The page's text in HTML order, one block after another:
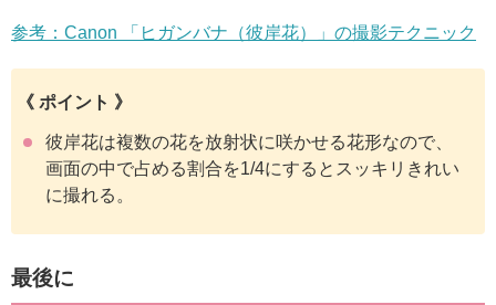
参考：Canon 「ヒガンバナ（彼岸花）」の撮影テクニック
《 ポイント 》
彼岸花は複数の花を放射状に咲かせる花形なので、
画面の中で占める割合を1/4にするとスッキリきれい
に撮れる。
最後に